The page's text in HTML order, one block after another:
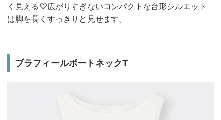
く見える♡広がりすぎないコンパクトな台形シルエット
は脚を長くすっきりと見せます。
ブラフィールボートネックT